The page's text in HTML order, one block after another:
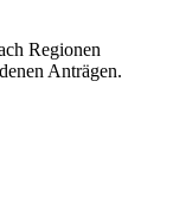
Anträgen.